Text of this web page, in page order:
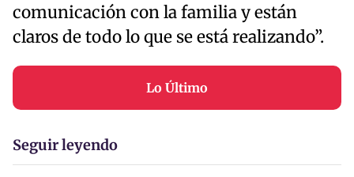
comunicación con la familia y están
claros de todo lo que se está realizando”.
Lo Último
Seguir leyendo